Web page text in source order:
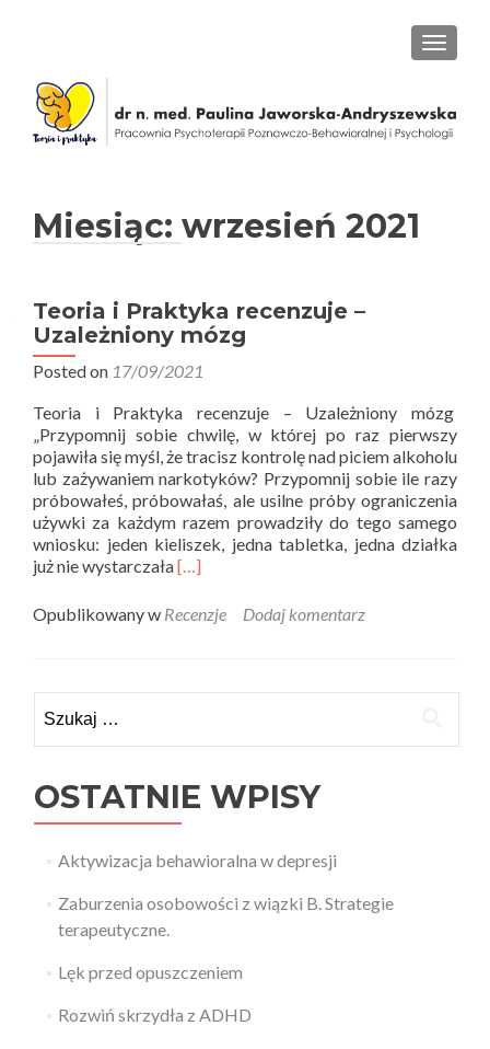
Miesiąc: wrzesień 2021
Teoria i Praktyka recenzuje –
Uzależniony mózg
Posted on 17/09/2021
Teoria i Praktyka recenzuje – Uzależniony mózg
„Przypomnij sobie chwilę, w której po raz pierwszy
pojawiła się myśl, że tracisz kontrolę nad piciem alkoholu
lub zażywaniem narkotyków? Przypomnij sobie ile razy
próbowałeś, próbowałaś, ale usilne próby ograniczenia
używki za każdym razem prowadziły do tego samego
wniosku: jeden kieliszek, jedna tabletka, jedna działka
już nie wystarczałaRead
about
Teoria
recenzuje
[…]
Opublikowany w Recenzje Dodaj komentarz
OSTATNIE WPISY
Aktywizacja behawioralna w depresji
Zaburzenia osobowości z wiązki B. Strategie
terapeutyczne.
Lęk przed opuszczeniem
Rozwiń skrzydła z ADHD